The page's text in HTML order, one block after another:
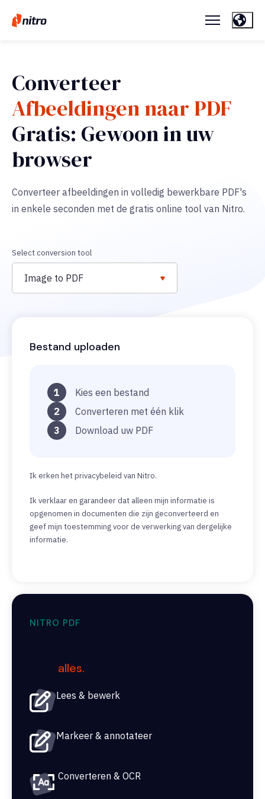
Converteer
Afbeeldingen naar PDF
Gratis: Gewoon in uw
browser
Converteer afbeeldingen in volledig bewerkbare PDF's
in enkele seconden met de gratis online tool van Nitro.
Select conversion tool
Image to PDF
Bestand uploaden
1
Kies een bestand
2
Converteren met één klik
3
Download uw PDF
Ik erken het privacybeleid van Nitro.
Ik verklaar en garandeer dat alleen mijn informatie is
opgenomen in documenten die zijn geconverteerd en
geef mijn toestemming voor de verwerking van dergelijke
informatie.
NITRO PDF
alles.
Lees & bewerk
Markeer & annotateer
Converteren & OCR